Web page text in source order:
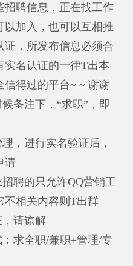
招聘信息，正在找工作
以加入，也可以互相推
证，所发布信息必须合
实名认证的一律T出本
信得过的平台~ ~ 谢谢
备注下，“求职”，即
，进行实名验证后，
请
聘的只允许QQ营销工
不相关内容则T出群
请谅解
求全职/兼职+管理/专